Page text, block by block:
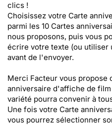
clics !
Choisissez votre Carte
parmi les 10 Cartes
nous proposons, puis vous
écrire votre texte (ou utiliser
avant de l'envoyer.
Merci Facteur vous propose
anniversaire d'affiche de
variété pourra convenir à
Une fois votre Carte
vous pourrez sélectionner